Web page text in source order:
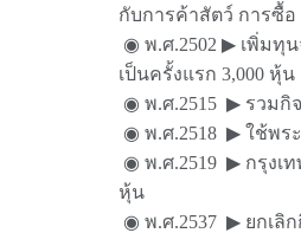
กับการค้าสัตว์ การซื้อ
◉ พ.ศ.2502 ▶ เพิ่มทุ
เป็นครั้งแรก 3,000 หุ้น
◉ พ.ศ.2515 ▶ รวมกิ
◉ พ.ศ.2518 ▶ ใช้พร
◉ พ.ศ.2519 ▶ กรุงเ
หุ้น
◉ พ.ศ.2537 ▶ ยกเลิ